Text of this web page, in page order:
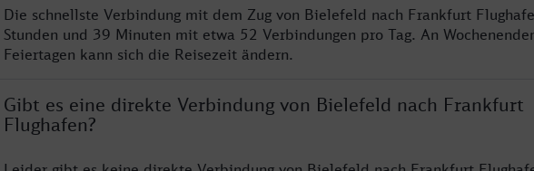
Die schnellste Verbindung mit dem Zug von Bielefeld nach Frankfurt
Stunden und 39 Minuten mit etwa 52 Verbindungen pro Tag. An
Feiertagen kann sich die Reisezeit ändern.
Gibt es eine direkte Verbindung von Bielefeld nach Frankfurt
Flughafen?